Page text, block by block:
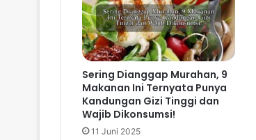
Sering Dianggap Murahan, 9
Makanan Ini Ternyata Punya
Kandungan Gizi Tinggi dan
Wajib Dikonsumsi!
11 Juni 2025